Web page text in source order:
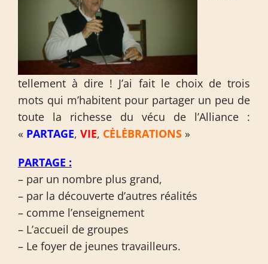
tellement à dire ! J’ai fait le choix de trois
mots qui m’habitent pour partager un peu de
toute la richesse du vécu de l’Alliance :
« PARTAGE, VIE, CĖLĖBRATIONS»
PARTAGE :
– par un nombre plus grand,
– par la découverte d’autres réalités
– comme l’enseignement
– L’accueil de groupes
– Le foyer de jeunes travailleurs.